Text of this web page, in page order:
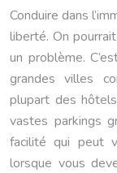
Conduire dans
liberté. On
un problème.
grandes villes
plupart des
vastes parkings
facilité qui peut
lorsque vous